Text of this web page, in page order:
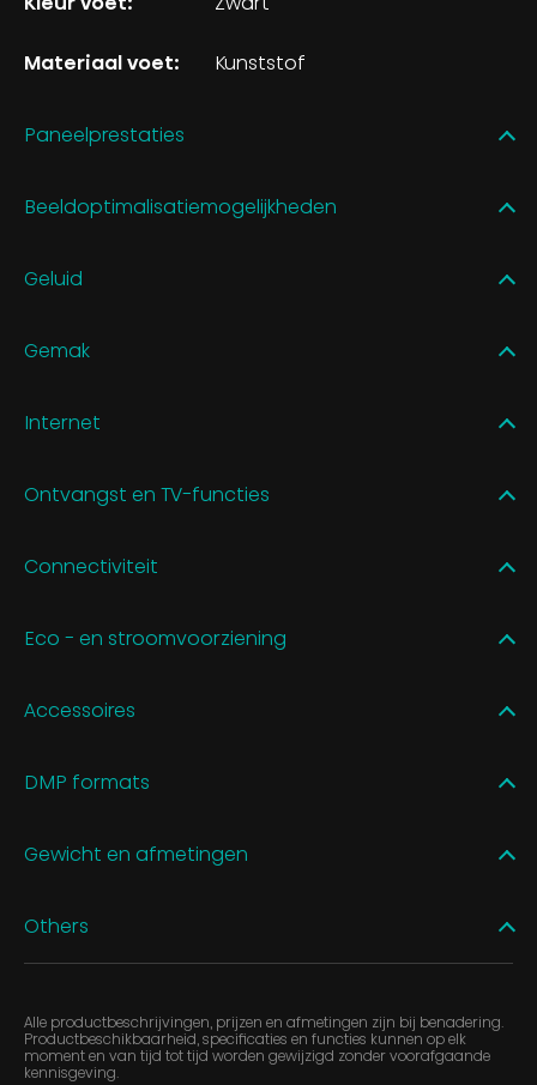
Materiaal voet: Kunststof
Paneelprestaties
Beeldoptimalisatiemogelijkheden
Geluid
Gemak
Internet
Ontvangst en TV-functies
Connectiviteit
Eco - en stroomvoorziening
Accessoires
DMP formats
Gewicht en afmetingen
Others
Alle productbeschrijvingen, prijzen en afmetingen zijn bij benadering.
Productbeschikbaarheid, specificaties en functies kunnen op elk
moment en van tijd tot tijd worden gewijzigd zonder voorafgaande
kennisgeving.